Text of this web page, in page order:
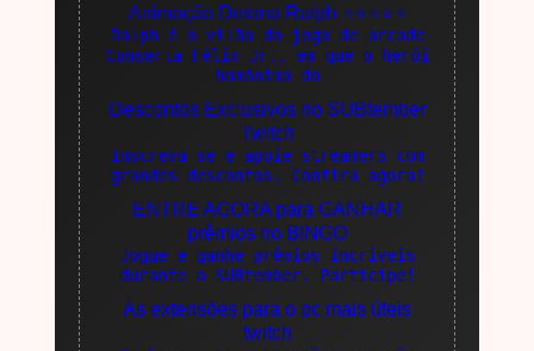
Animação Detona Ralph ⭐⭐⭐⭐⭐
Ralph é o vilão do jogo de arcade
Conserta Félix Jr., em que o herói
homônimo do
Descontos Exclusivos no SUBtember
Twitch
Inscreva-se e apoie streamers com
grandes descontos. Confira agora!
ENTRE AGORA para GANHAR
prêmios no BINGO
Jogue e ganhe prêmios incríveis
durante o SUBtember. Participe!
As extensões para o pc mais úteis
twitch